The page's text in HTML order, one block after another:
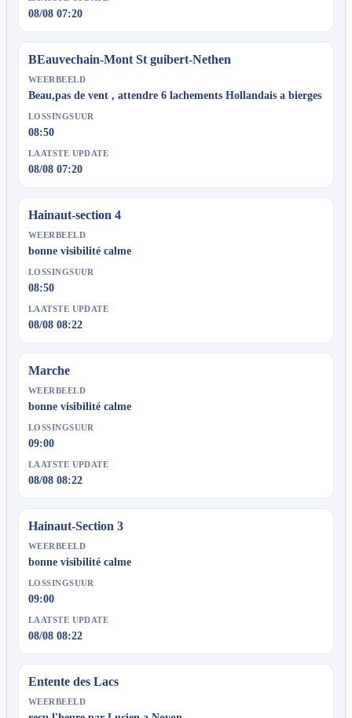
08/08 07:20
BEauvechain-Mont St guibert-Nethen
WEERBEELD
Beau,pas de vent , attendre 6 lachements Hollandais a bierges
LOSSINGSUUR
08:50
LAATSTE UPDATE
08/08 07:20
Hainaut-section 4
WEERBEELD
bonne visibilité calme
LOSSINGSUUR
08:50
LAATSTE UPDATE
08/08 08:22
Marche
WEERBEELD
bonne visibilité calme
LOSSINGSUUR
09:00
LAATSTE UPDATE
08/08 08:22
Hainaut-Section 3
WEERBEELD
bonne visibilité calme
LOSSINGSUUR
09:00
LAATSTE UPDATE
08/08 08:22
Entente des Lacs
WEERBEELD